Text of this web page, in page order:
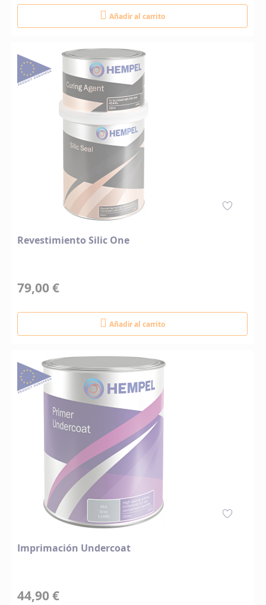
Añadir al carrito
Revestimiento Silic One
79,00 €
Añadir al carrito
Imprimación Undercoat
44,90 €